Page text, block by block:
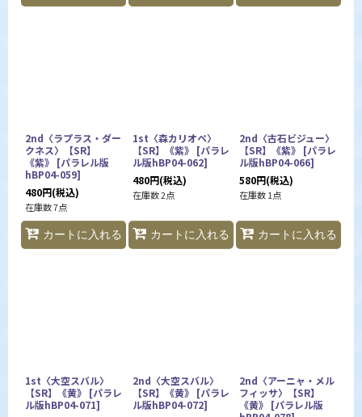
2nd〈ラプラス・ダー
クネス〉【SR】
《紫》 [パラレル版
hBP04-059]
480円(税込)
在庫数 7点
カートに入れる
1st〈森カリオペ〉
【SR】《紫》 [パラレ
ル版hBP04-062]
480円(税込)
在庫数 2点
カートに入れる
2nd〈古石ビジュー〉
【SR】《紫》 [パラレ
ル版hBP04-066]
580円(税込)
在庫数 1点
カートに入れる
1st〈大空スバル〉
【SR】《黄》 [パラレ
ル版hBP04-071]
2nd〈大空スバル〉
【SR】《黄》 [パラレ
ル版hBP04-072]
2nd〈アーニャ・メル
フィッサ〉【SR】
《黄》 [パラレル版